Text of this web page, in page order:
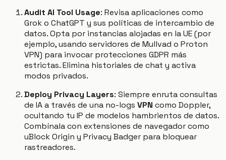
Audit AI Tool Usage: Revisa aplicaciones como
Grok o ChatGPT y sus políticas de intercambio de
datos. Opta por instancias alojadas en la UE (por
ejemplo, usando servidores de Mullvad o Proton
VPN) para invocar protecciones GDPR más
estrictas. Elimina historiales de chat y activa
modos privados.
Deploy Privacy Layers: Siempre enruta consultas
de IA a través de una no-logs VPN como Doppler,
ocultando tu IP de modelos hambrientos de datos.
Combínala con extensiones de navegador como
uBlock Origin y Privacy Badger para bloquear
rastreadores.